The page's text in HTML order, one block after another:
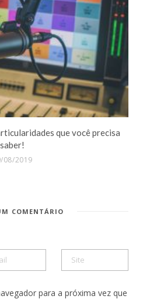
que você precisa
saber!
08/2019
COMENTÁRIO
para a próxima vez que